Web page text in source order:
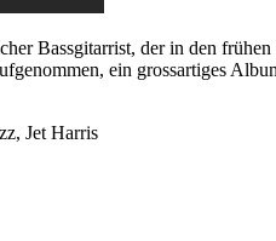
Bassgitarrist, der in den
ein grossartiges
Jet Harris